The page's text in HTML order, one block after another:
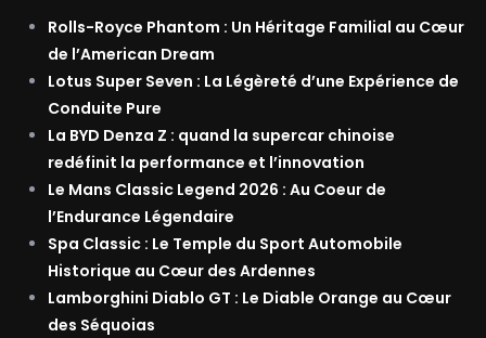
Rolls-Royce Phantom : Un Héritage Familial au Cœur
de l’American Dream
Lotus Super Seven : La Légèreté d’une Expérience de
Conduite Pure
La BYD Denza Z : quand la supercar chinoise
redéfinit la performance et l’innovation
Le Mans Classic Legend 2026 : Au Coeur de
l’Endurance Légendaire
Spa Classic : Le Temple du Sport Automobile
Historique au Cœur des Ardennes
Lamborghini Diablo GT : Le Diable Orange au Cœur
des Séquoias